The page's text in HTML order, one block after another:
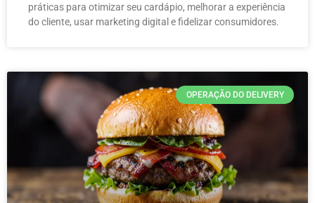
práticas para otimizar seu cardápio, melhorar a experiência
do cliente, usar marketing digital e fidelizar consumidores.
OPERAÇÃO DO DELIVERY